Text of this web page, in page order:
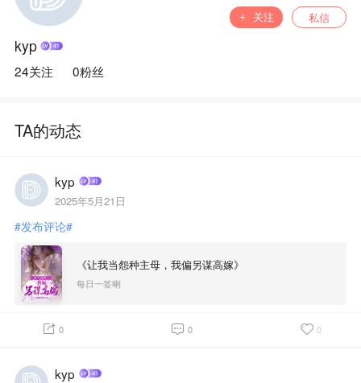
关注 私信
kyp
24关注 0粉丝
TA的动态
kyp
2025年5月21日
#发布评论#
《让我当怨种主母，我偏另谋高嫁》
每日一签喇
0 0 0
kyp
完结 书屋